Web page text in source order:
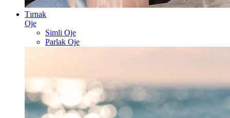
Tırnak
Oje
Simli Oje
Parlak Oje